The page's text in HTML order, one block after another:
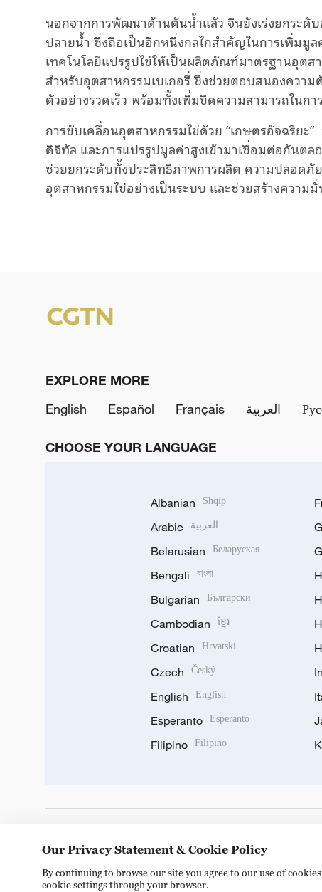
นอกจากการพัฒนาด้านต้นน้ำแล้ว จีนยังเร่งยกระดั
ปลายน้ำ ซึ่งถือเป็นอีกหนึ่งกลไกสำคัญในการเพิ่ม
เทคโนโลยีแปรรูปไข่ให้เป็นผลิตภัณฑ์มาตรฐานอุตส
สำหรับอุตสาหกรรมเบเกอรี่ ซึ่งช่วยตอบสนองควา
ตัวอย่างรวดเร็ว พร้อมทั้งเพิ่มขีดความสามารถใน
การขับเคลื่อนอุตสาหกรรมไข่ด้วย “เกษตรอัจฉริยะ
ดิจิทัล และการแปรรูปมูลค่าสูงเข้ามาเชื่อมต่อกันต
ช่วยยกระดับทั้งประสิทธิภาพการผลิต ความปลอดภั
อุตสาหกรรมไข่อย่างเป็นระบบ และช่วยสร้างความ
EXPLORE MORE
English
Español Français العربية
CHOOSE YOUR LANGUAGE
Albanian Shqip
Arabic العربية
Belarusian Беларуская
Bengali বাংলা
Bulgarian Български
Cambodian ខ្មែរ
Croatian Hrvatski
Czech Český
English English
Esperanto Esperanto
Filipino Filipino
Our Privacy Statement & Cookie Policy
By continuing to browse our site you agree to our use of
cookie settings through your browser.